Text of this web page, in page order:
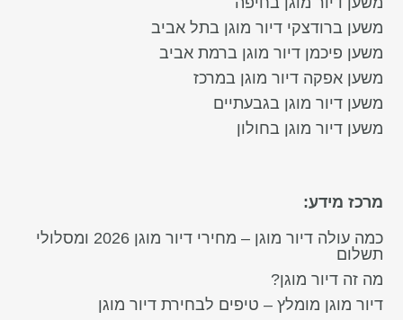
משען ברודצקי דיור מוגן בתל אביב
משען פיכמן דיור מוגן ברמת אביב
משען אפקה דיור מוגן במרכז
משען דיור מוגן בגבעתיים
משען דיור מוגן בחולון
מרכז מידע:
כמה עולה דיור מוגן – מחירי דיור מוגן 2026 ומסלולי
תשלום
מה זה דיור מוגן?
דיור מוגן מומלץ – טיפים לבחירת דיור מוגן